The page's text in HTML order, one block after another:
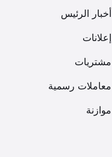
أخبار الرئيس
إعلانات
مشتريات
معاملات رسمية
موازنة